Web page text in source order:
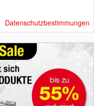
Datenschutzbestimmungen